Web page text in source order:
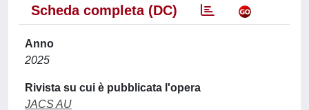
Scheda completa (DC)
Anno
2025
Rivista su cui è pubblicata l'opera
JACS AU